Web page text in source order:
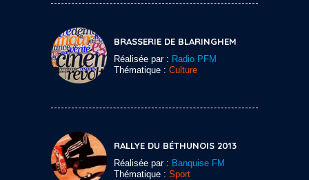
BRASSERIE DE BLARINGHEM
Réalisée par : Radio PFM
Thématique : Culture
RALLYE DU BÉTHUNOIS 2013
Réalisée par : Banquise FM
Thématique : Sport